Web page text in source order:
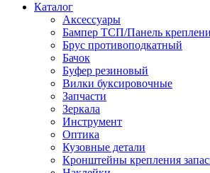
Каталог
Аксессуары
Бампер ТСП/Панель
Брус противоподкатный
Бачок
Буфер резиновый
Вилки буксировочные
Запчасти
Зеркала
Инструмент
Оптика
Кузовные детали
Кронштейны крепления